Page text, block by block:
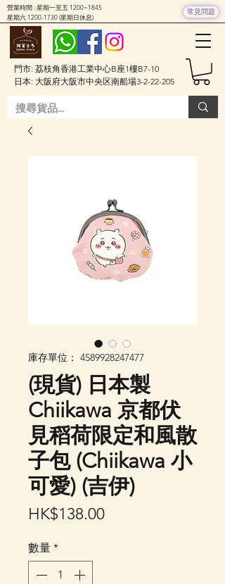
門市: 荔枝角香港工業中心B座1樓B7-10
日本: 大阪府大阪市中央区南船場3-2-22-205
營業時間 : 星期一至五 1200~1845
星期六 1200-1730(星期日休息)
常見問題
庫存單位： 4589928247477
(現貨) 日本製
Chiikawa 京都伏
見稻荷限定和風散
子包 (Chiikawa 小
可愛) (吉伊)
HK$138.00價
數量 *